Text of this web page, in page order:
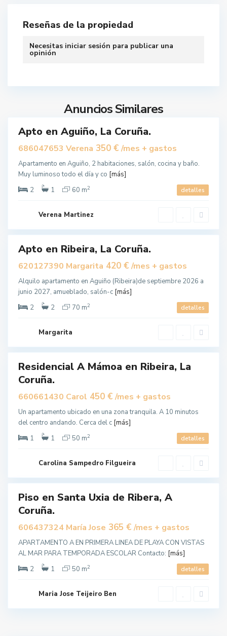
Reseñas de la propiedad
Necesitas iniciar sesión para publicar una
opinión
Anuncios Similares
Apto en Aguiño, La Coruña.
686047653 Verena 350 € /mes + gastos
Apartamento en Aguiño, 2 habitaciones, salón, cocina y baño.
Muy luminoso todo el día y co [más]
2
1 60 m2 detalles
Verena Martinez
g
o
i
b
e
Apto en Ribeira, La Coruña.
620127390 Margarita 420 € /mes + gastos
Alquilo apartamento en Aguiño (Ribeira)de septiembre 2026 a
junio 2027, amueblado, salón-c [más]
2
2 70 m2 detalles
Margarita
i
b
e
Residencial A Mámoa en Ribeira, La
Coruña.
660661430 Carol 450 € /mes + gastos
Un apartamento ubicado en una zona tranquila. A 10 minutos
del centro andando. Cerca del c [más]
1
1 50 m2 detalles
Carolina Sampedro Filgueira
i
b
e
Piso en Santa Uxia de Ribera, A
Coruña.
606437324 María Jose 365 € /mes + gastos
APARTAMENTO A EN PRIMERA LINEA DE PLAYA CON VISTAS
AL MAR PARA TEMPORADA ESCOLAR Contacto: [más]
2
1 50 m2 detalles
Maria Jose Teijeiro Ben